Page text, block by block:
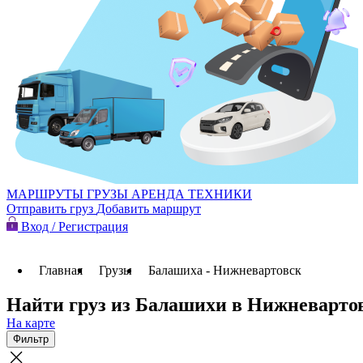
МАРШРУТЫ ГРУЗЫ АРЕНДА ТЕХНИКИ
Отправить груз Добавить маршрут
Вход / Регистрация
Главная Грузы Балашиха - Нижневартовск
Найти груз из Балашихи в
На карте
Фильтр